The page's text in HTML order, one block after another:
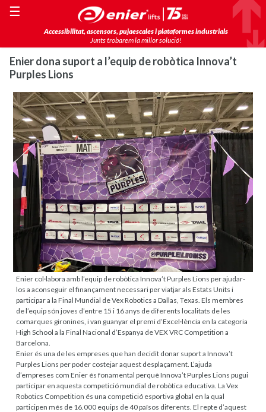
Accessibilitat, ascensors, pujaescales i plataformes industrials
Junts trobarem la millor solució!
☰
Enier dona suport a l’equip de robòtica Innova’t
Purples Lions
Enier col·labora amb l’equip de robòtica Innova’t Purples Lions per ajudar-
los a aconseguir el finançament necessari per viatjar als Estats Units i
participar a la Final Mundial de Vex Robotics a Dallas, Texas. Els membres
de l’equip són joves d’entre 15 i 16 anys de diferents localitats de les
comarques gironines, i van guanyar el premi d’Excel·lència en la categoria
High School a la Final Nacional d’Espanya de VEX VRC Competition a
Barcelona.
Enier és una de les empreses que han decidit donar suport a Innova’t
Purples Lions per poder costejar aquest desplaçament. L’ajuda
d’empreses com Enier és fonamental perquè Innova’t Purples Lions pugui
participar en aquesta competició mundial de robòtica educativa. La Vex
Robotics Competition és una competició esportiva global en la qual
participen més de 16.000 equips de 40 països diferents. El repte d’aquest